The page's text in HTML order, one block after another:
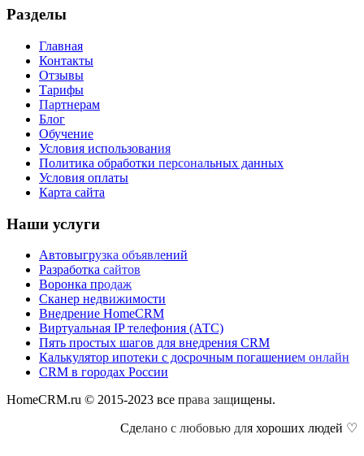
Разделы
Главная
Контакты
Отзывы
Тарифы
Партнерам
Блог
Обучение
Условия использования
Политика обработки персональных данных
Условия оплаты
Карта сайта
Наши услуги
Автовыгрузка объявлений
Разработка сайтов
Воронка продаж
Сканер недвижимости
Внедрение HomeCRM
Виртуальная IP телефония (АТС)
Пять простых шагов для внедрения CRM
Калькулятор ипотеки с досрочным погашением онлайн
CRM в городах России
HomeCRM.ru © 2015-2023 все права защищены.
Сделано с любовью для хороших людей ♡